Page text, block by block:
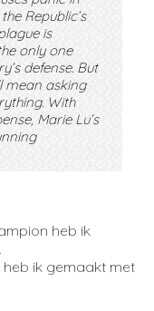
Republic’s
is
only one
defense. But
mean asking
With
Marie Lu’s
heb ik
ik gemaakt met